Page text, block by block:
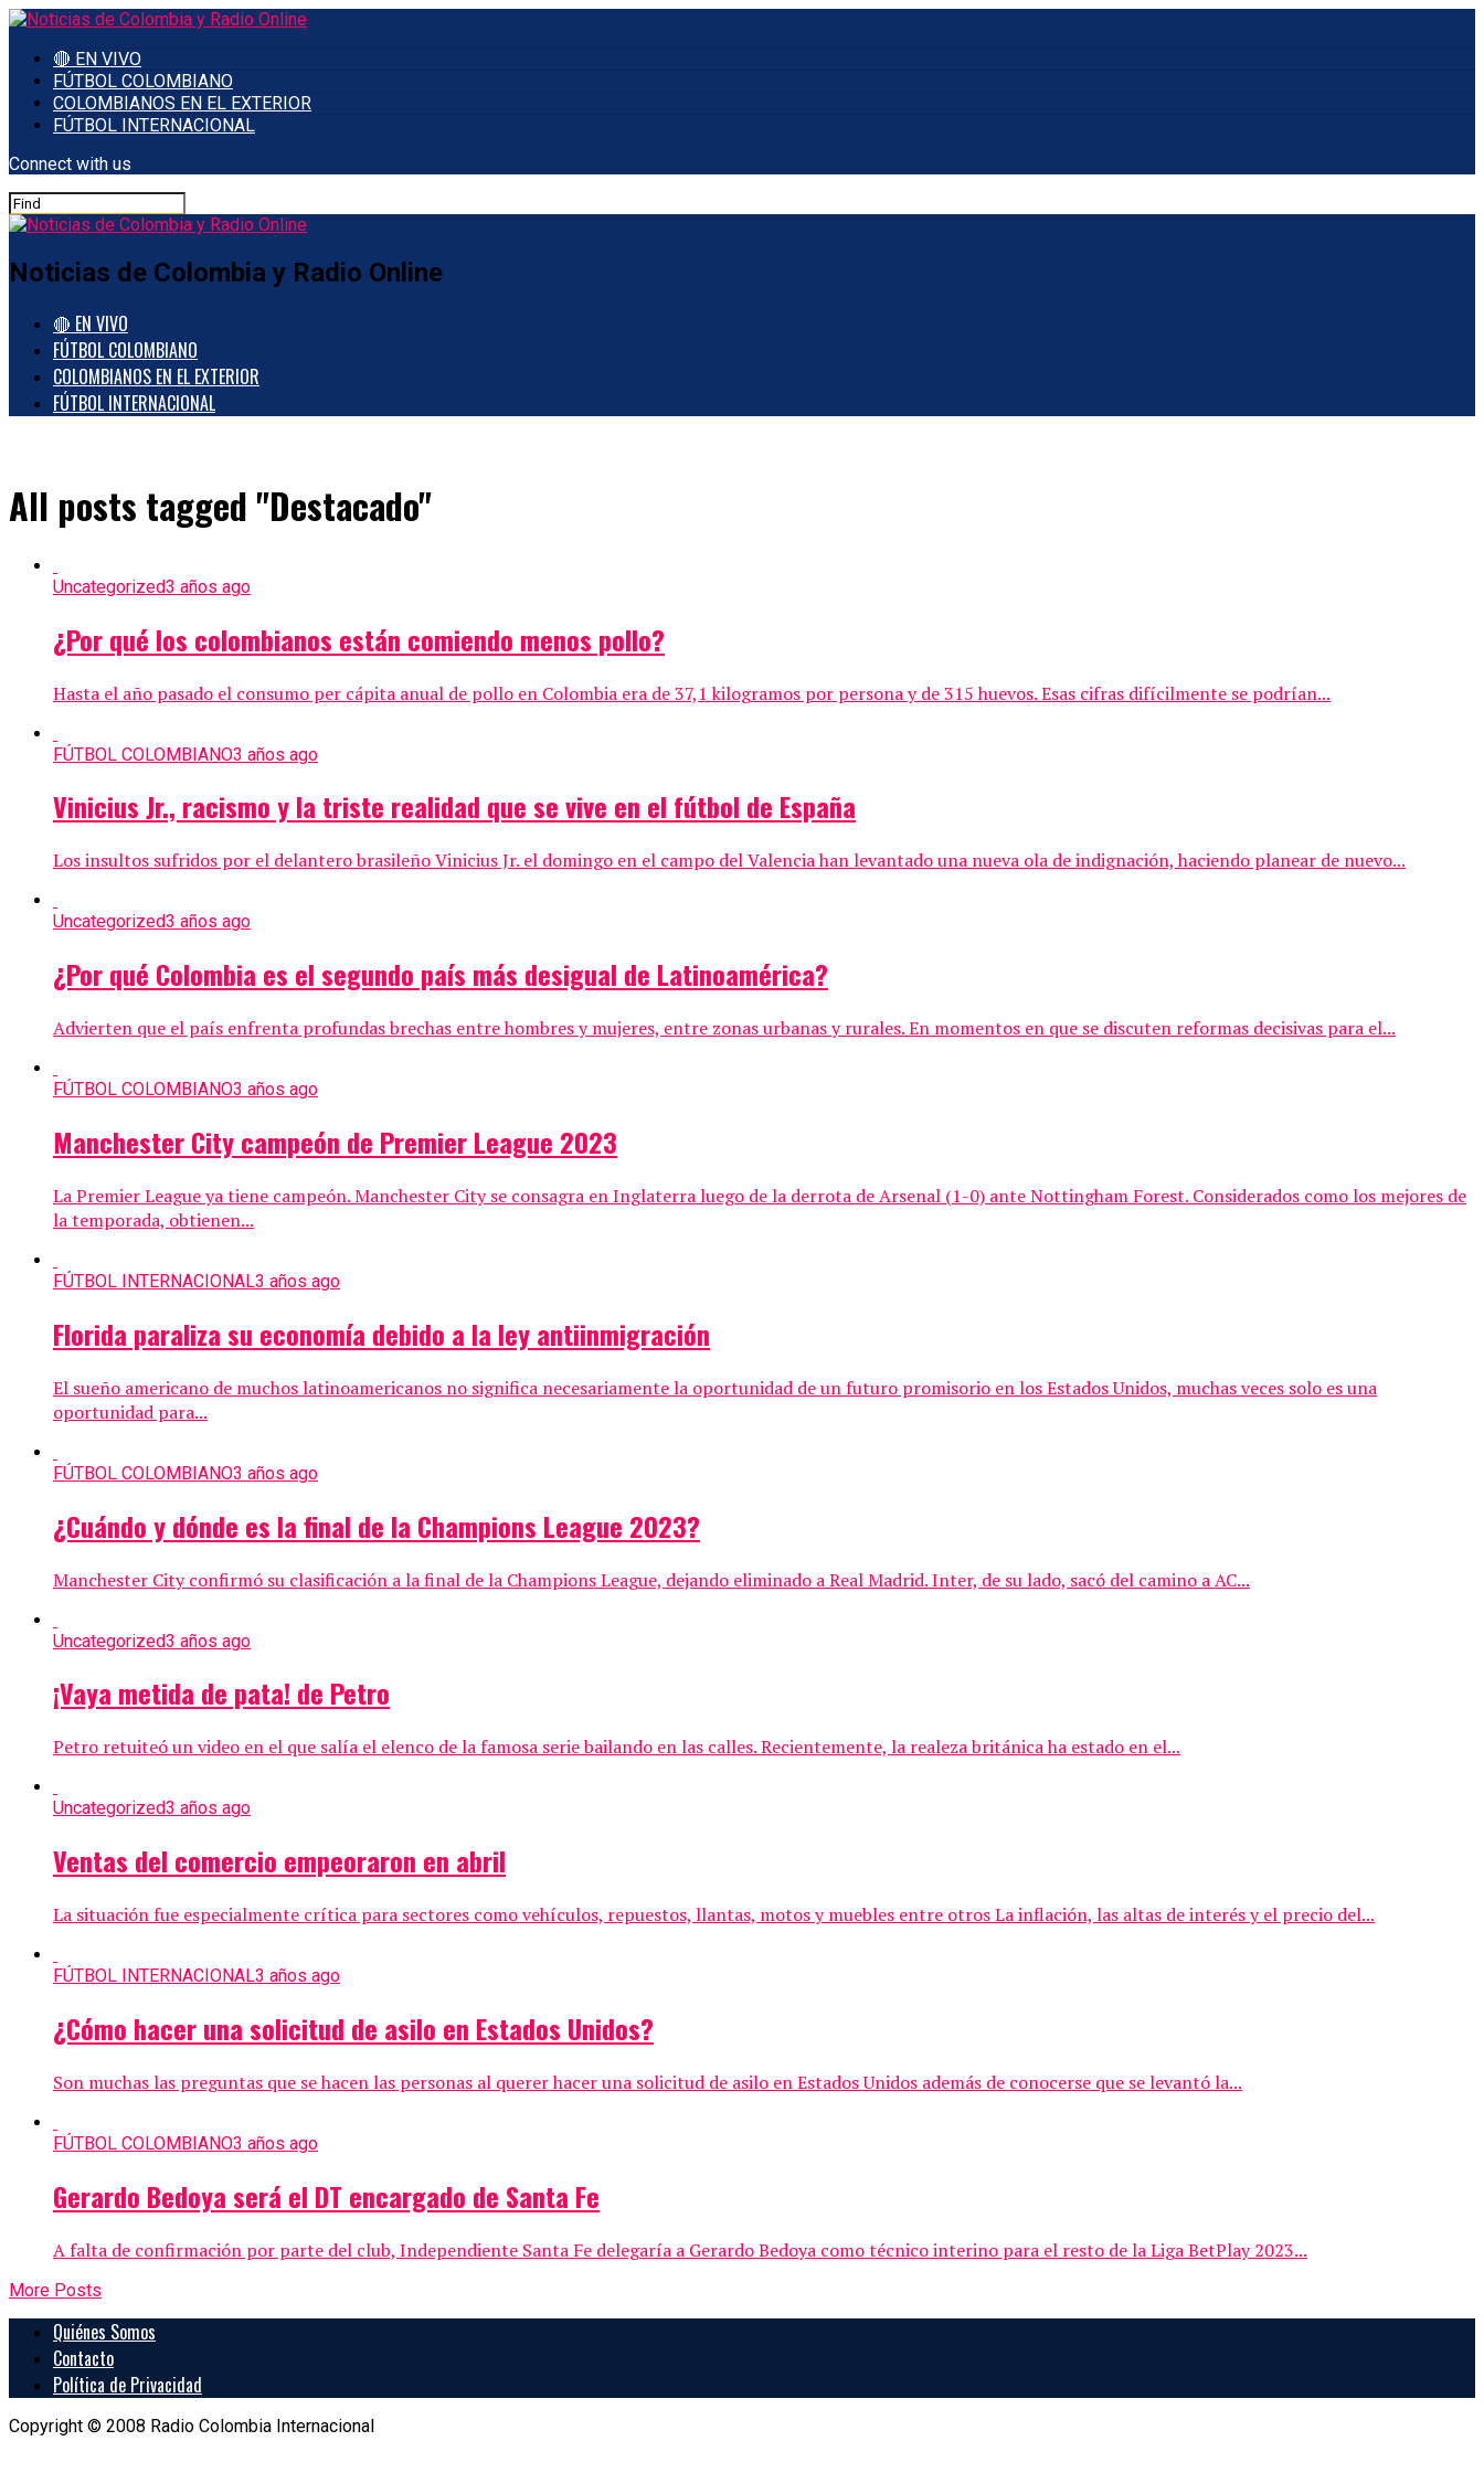
🔴 EN VIVO
FÚTBOL COLOMBIANO
COLOMBIANOS EN EL EXTERIOR
FÚTBOL INTERNACIONAL
Connect with us
Noticias de Colombia y Radio Online
🔴 EN VIVO
FÚTBOL COLOMBIANO
COLOMBIANOS EN EL EXTERIOR
FÚTBOL INTERNACIONAL
All posts tagged "Destacado"
Uncategorized3 años ago
¿Por qué los colombianos están comiendo menos pollo?
Hasta el año pasado el consumo per cápita anual de pollo en Colombia era de 37,1 kilogramos por persona y de 315 huevos. Esas cifras difícilmente se podrían...
FÚTBOL COLOMBIANO3 años ago
Vinicius Jr., racismo y la triste realidad que se vive en el fútbol de España
Los insultos sufridos por el delantero brasileño Vinicius Jr. el domingo en el campo del Valencia han levantado una nueva ola de indignación, haciendo planear de nuevo...
Uncategorized3 años ago
¿Por qué Colombia es el segundo país más desigual de Latinoamérica?
Advierten que el país enfrenta profundas brechas entre hombres y mujeres, entre zonas urbanas y rurales. En momentos en que se discuten reformas decisivas para el...
FÚTBOL COLOMBIANO3 años ago
Manchester City campeón de Premier League 2023
La Premier League ya tiene campeón. Manchester City se consagra en Inglaterra luego de la derrota de Arsenal (1-0) ante Nottingham Forest. Considerados como los mejores de
la temporada, obtienen...
FÚTBOL INTERNACIONAL3 años ago
Florida paraliza su economía debido a la ley antiinmigración
El sueño americano de muchos latinoamericanos no significa necesariamente la oportunidad de un futuro promisorio en los Estados Unidos, muchas veces solo es una
oportunidad para...
FÚTBOL COLOMBIANO3 años ago
¿Cuándo y dónde es la final de la Champions League 2023?
Manchester City confirmó su clasificación a la final de la Champions League, dejando eliminado a Real Madrid. Inter, de su lado, sacó del camino a AC...
Uncategorized3 años ago
¡Vaya metida de pata! de Petro
Petro retuiteó un video en el que salía el elenco de la famosa serie bailando en las calles. Recientemente, la realeza británica ha estado en el...
Uncategorized3 años ago
Ventas del comercio empeoraron en abril
La situación fue especialmente crítica para sectores como vehículos, repuestos, llantas, motos y muebles entre otros La inflación, las altas de interés y el precio del...
FÚTBOL INTERNACIONAL3 años ago
¿Cómo hacer una solicitud de asilo en Estados Unidos?
Son muchas las preguntas que se hacen las personas al querer hacer una solicitud de asilo en Estados Unidos además de conocerse que se levantó la...
FÚTBOL COLOMBIANO3 años ago
Gerardo Bedoya será el DT encargado de Santa Fe
A falta de confirmación por parte del club, Independiente Santa Fe delegaría a Gerardo Bedoya como técnico interino para el resto de la Liga BetPlay 2023...
More Posts
Quiénes Somos
Contacto
Política de Privacidad
Copyright © 2008 Radio Colombia Internacional